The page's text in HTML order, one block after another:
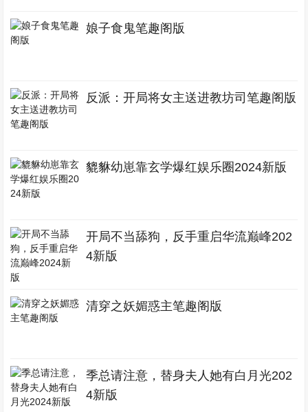
娘子食鬼笔趣阁版
反派：开局将女主送进教坊司笔趣阁版
貔貅幼崽靠玄学爆红娱乐圈2024新版
开局不当舔狗，反手重启华流巅峰202
4新版
清穿之妖媚惑主笔趣阁版
季总请注意，替身夫人她有白月光202
4新版